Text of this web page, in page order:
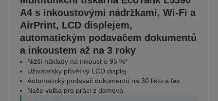
A4 s inkoustovými nádržkami, Wi-Fi a
AirPrint, LCD displejem,
automatickým podavačem dokumentů
a inkoustem až na 3 roky
Nižší náklady na inkoust o 95 %*
Uživatelsky přívětivý LCD displej
Automatický podavač dokumentů na 30 listů a fax
Naše volba pro práci z domova